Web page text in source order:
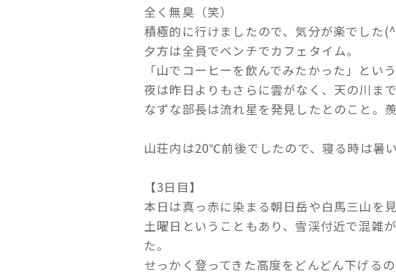
全く無臭（笑）
積極的に行けましたので、気分が楽でした
夕方は全員でベンチでカフェタイム。
「山でコーヒーを飲んでみたかった」と
夜は昨日よりもさらに雲がなく、天の川ま
なずな部長は流れ星を発見したとのこと。
山荘内は20℃前後でしたので、寝る時は暑い
【3日目】
本日は真っ赤に染まる朝日岳や白馬三山を
土曜日ということもあり、雪渓付近で混雑
た。
せっかく登ってきた高度をどんどん下げる